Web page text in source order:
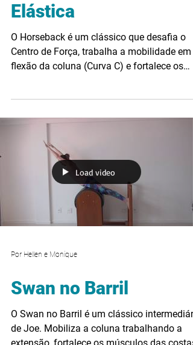
Elástica
O Horseback é um clássico que desafia o
Centro de Força, trabalha a mobilidade em
flexão da coluna (Curva C) e fortalece os
Load video
Por Hellen e Monique
Swan no Barril
O Swan no Barril é um clássico
de Joe. Mobiliza a coluna trabalhando a